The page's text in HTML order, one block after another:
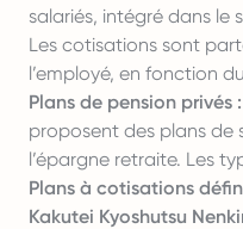
salariés, intégré dans le
Les cotisations sont
l’employé, en fonction
Plans de pension privés :
proposent des plans
l’épargne retraite. Les
Plans à cotisations
Kakutei Kyoshutsu